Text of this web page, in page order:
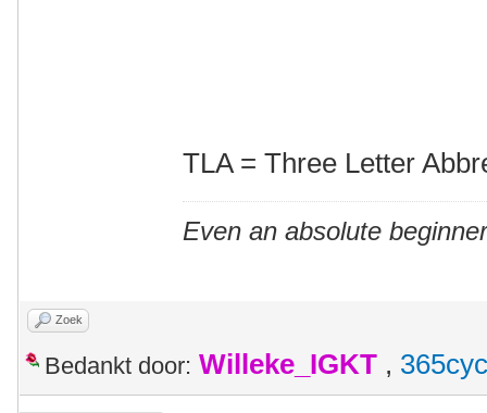
TLA = Three Letter
Even an absolute
Zoek
Bedankt door: Willeke_IGKT ,